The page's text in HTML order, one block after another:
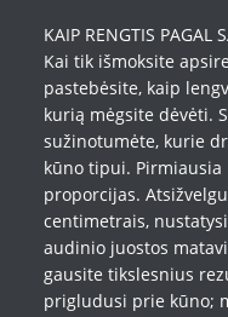
KAIP RENGTIS PAGAL
Kai tik išmoksite
pastebėsite, kaip
kurią mėgsite dėvėti.
sužinotumėte, kurie
kūno tipui.
proporcijas.
centimetrais,
audinio juostos
gausite tikslesnius
prigludusi prie kūno;